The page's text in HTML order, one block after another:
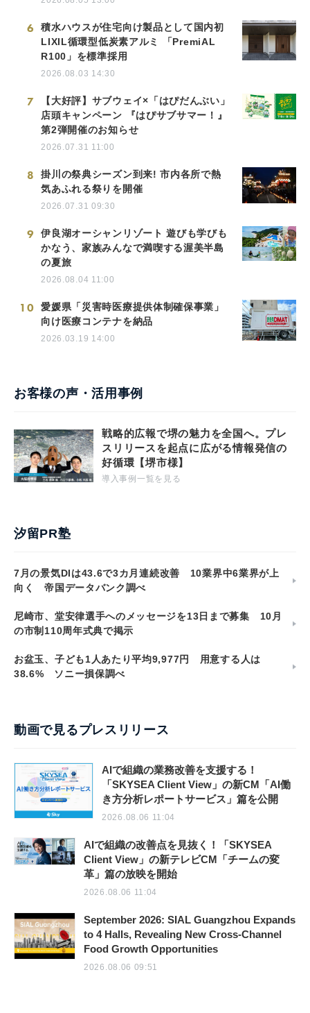
6
積水ハウスが住宅向け製品として国内初
LIXIL循環型低炭素アルミ 「PremiAL
R100」を標準採用
2026.08.03 14:30
7
【大好評】サブウェイ×「はぴだんぶい」
店頭キャンペーン 『はぴサブサマー！』
第2弾開催のお知らせ
2026.07.31 11:00
8
掛川の祭典シーズン到来! 市内各所で熱
気あふれる祭りを開催
2026.07.31 09:30
9
伊良湖オーシャンリゾート 遊びも学びも
かなう、家族みんなで満喫する渥美半島
の夏旅
2026.08.04 11:00
10
愛媛県「災害時医療提供体制確保事業」
向け医療コンテナを納品
2026.03.19 14:00
お客様の声・活用事例
戦略的広報で堺の魅力を全国へ。プレ
スリリースを起点に広がる情報発信の
好循環【堺市様】
導入事例一覧を見る
汐留PR塾
7月の景気DIは43.6で3カ月連続改善 10業界中6業界が上
向く 帝国データバンク調べ
尼崎市、堂安律選手へのメッセージを13日まで募集 10月
の市制110周年式典で掲示
お盆玉、子ども1人あたり平均9,977円 用意する人は
38.6% ソニー損保調べ
動画で見るプレスリリース
AIで組織の業務改善を支援する！
「SKYSEA Client View」の新CM「AI働
き方分析レポートサービス」篇を公開
2026.08.06 11:04
AIで組織の改善点を見抜く！「SKYSEA
Client View」の新テレビCM「チームの変
革」篇の放映を開始
2026.08.06 11:04
September 2026: SIAL Guangzhou Expands
to 4 Halls, Revealing New Cross-Channel
Food Growth Opportunities
2026.08.06 09:51